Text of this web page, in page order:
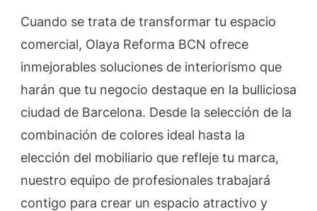
Cuando se trata de transformar tu espacio
comercial, Olaya Reforma BCN ofrece
inmejorables soluciones de interiorismo que
harán que tu negocio destaque en la bulliciosa
ciudad de Barcelona. Desde la selección de la
combinación de colores ideal hasta la
elección del mobiliario que refleje tu marca,
nuestro equipo de profesionales trabajará
contigo para crear un espacio atractivo y